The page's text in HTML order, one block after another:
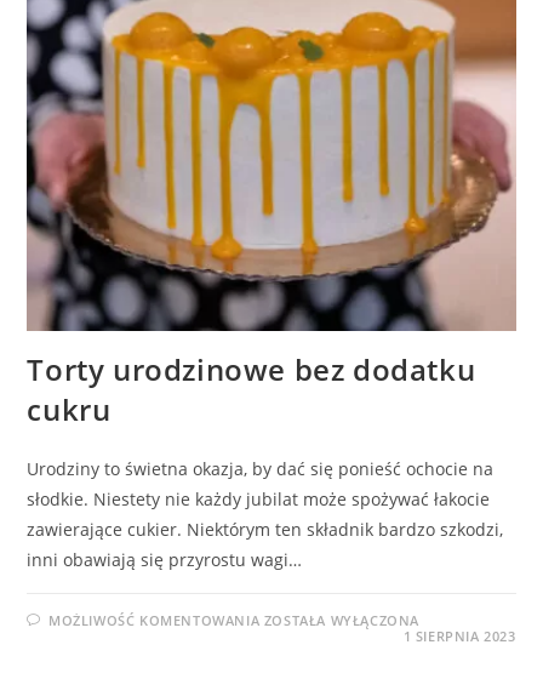
Torty urodzinowe bez dodatku
cukru
Urodziny to świetna okazja, by dać się ponieść ochocie na
słodkie. Niestety nie każdy jubilat może spożywać łakocie
zawierające cukier. Niektórym ten składnik bardzo szkodzi,
inni obawiają się przyrostu wagi…
MOŻLIWOŚĆ KOMENTOWANIA TORTY
URODZINOWE
ZOSTAŁA WYŁĄCZONA
1 SIERPNIA 2023